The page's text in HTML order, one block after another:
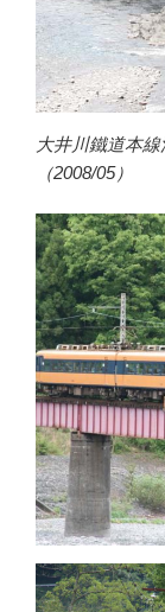
大井川鐵道本線
（2008/05）